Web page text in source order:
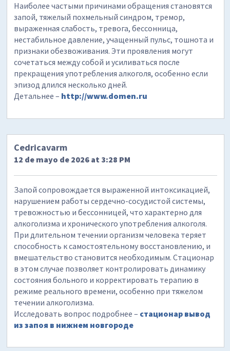
Наиболее частыми причинами обращения становятся
запой, тяжелый похмельный синдром, тремор,
выраженная слабость, тревога, бессонница,
нестабильное давление, учащенный пульс, тошнота и
признаки обезвоживания. Эти проявления могут
сочетаться между собой и усиливаться после
прекращения употребления алкоголя, особенно если
эпизод длился несколько дней.
Детальнее – http://www.domen.ru
Cedricavarm
12 de mayo de 2026 at 3:28 PM
Запой сопровождается выраженной интоксикацией,
нарушением работы сердечно-сосудистой системы,
тревожностью и бессонницей, что характерно для
алкоголизма и хронического употребления алкоголя.
При длительном течении организм человека теряет
способность к самостоятельному восстановлению, и
вмешательство становится необходимым. Стационар
в этом случае позволяет контролировать динамику
состояния больного и корректировать терапию в
режиме реального времени, особенно при тяжелом
течении алкоголизма.
Исследовать вопрос подробнее – стационар вывод
из запоя в нижнем новгороде